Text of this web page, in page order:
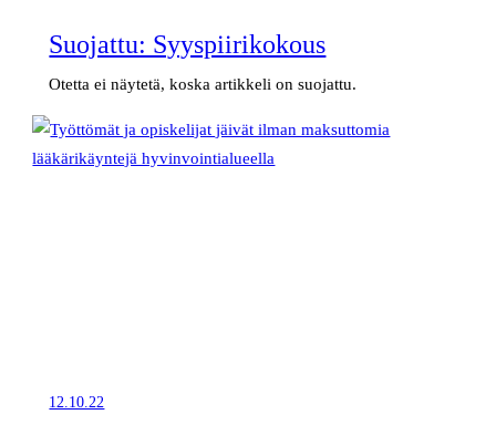
Suojattu: Syyspiirikokous
Otetta ei näytetä, koska artikkeli on suojattu.
12.10.22